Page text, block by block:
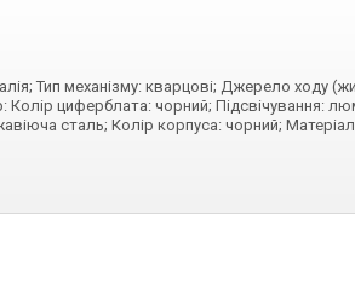
Тип механізму: кварцові; Джерело ходу
Колір циферблата: чорний; Підсвічування:
сталь; Колір корпуса: чорний;